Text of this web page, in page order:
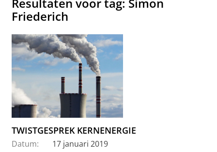
Resultaten voor tag: Simon
Friederich
TWISTGESPREK KERNENERGIE
Datum:
17 januari 2019